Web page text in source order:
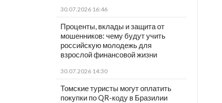
30.07.2026 16:46
Проценты, вклады и защита от
мошенников: чему будут учить
российскую молодежь для
взрослой финансовой жизни
30.07.2026 14:30
Томские туристы могут оплатить
покупки по QR-коду в Бразилии